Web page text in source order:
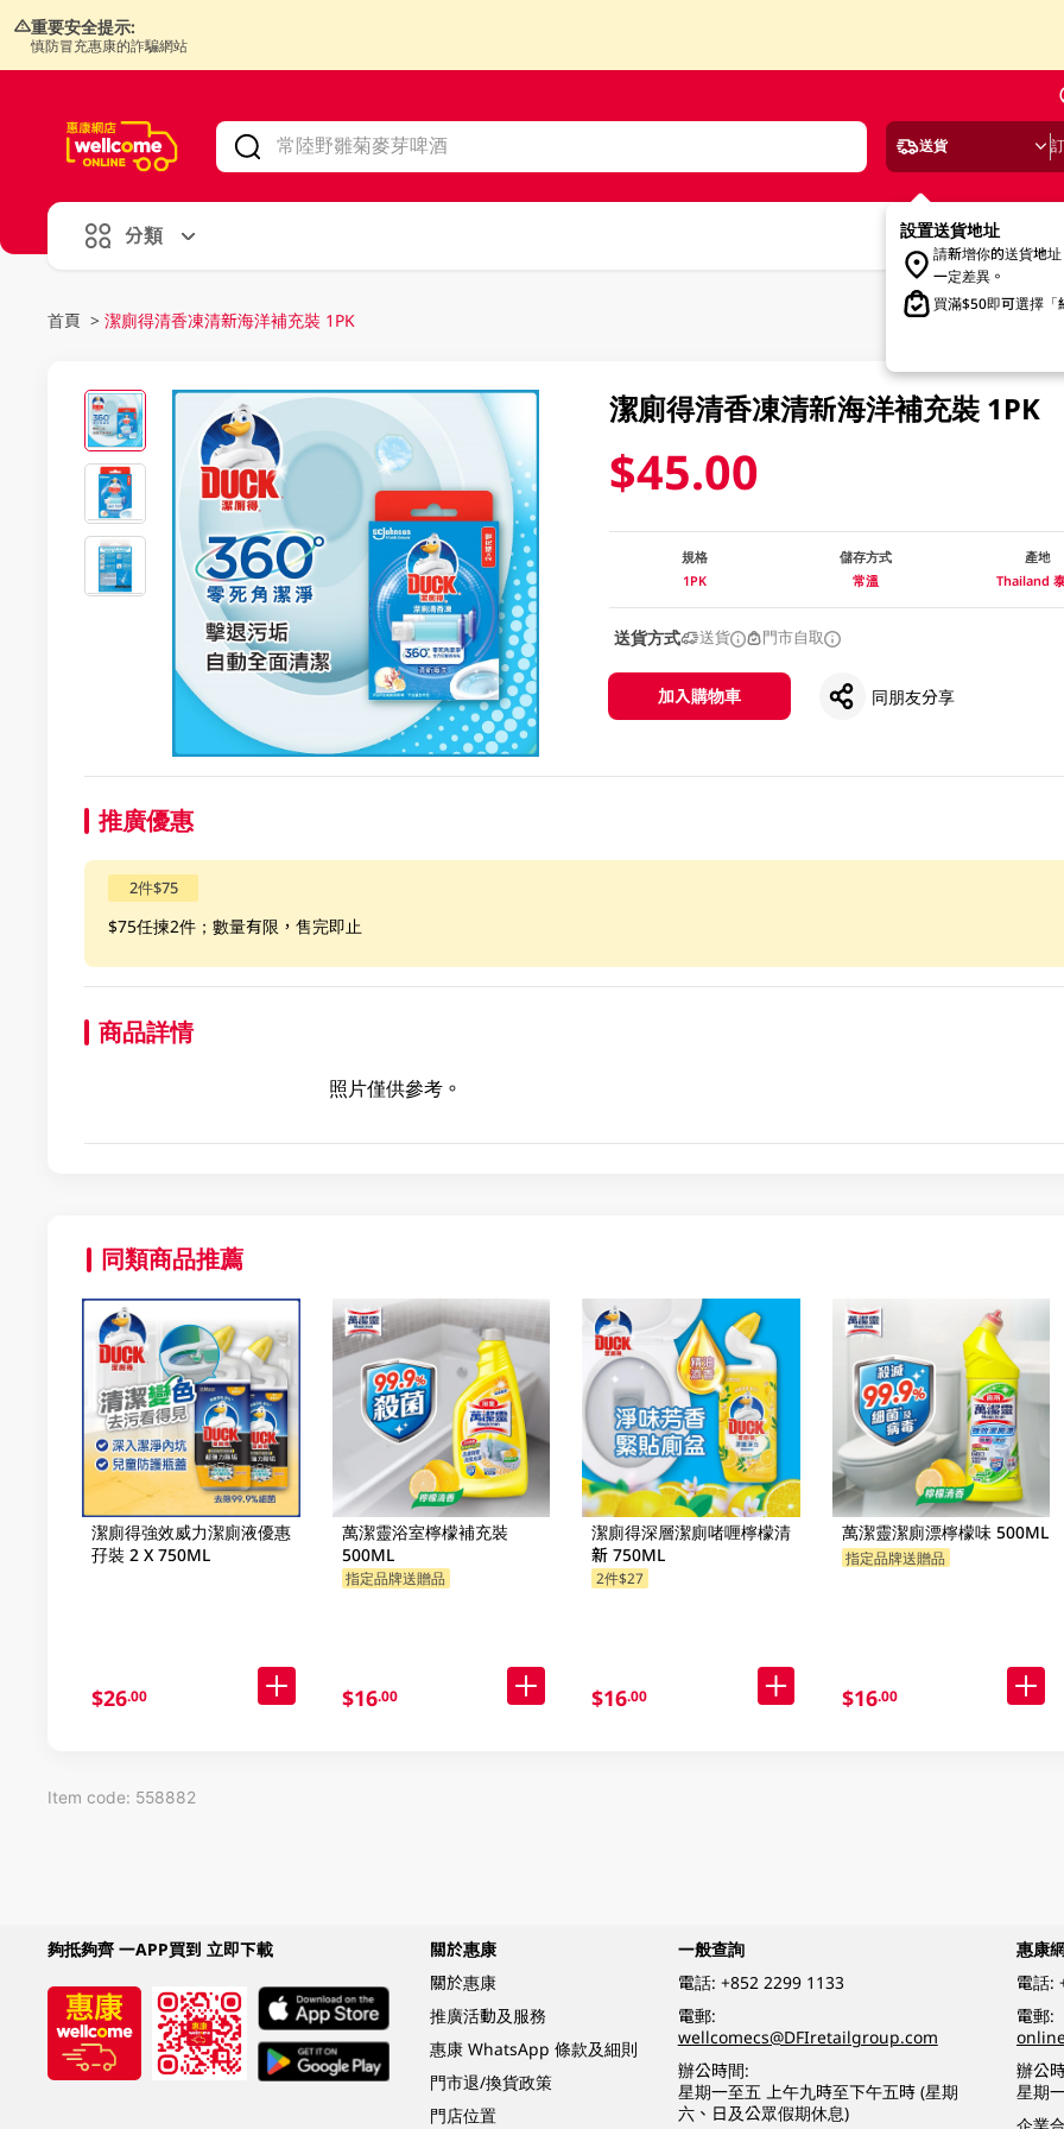
重要安全提示:
慎防冒充惠康的詐騙網站
送貨
設置送貨地址
請新增你的送貨地
一定差異。
買滿$50即可選擇「
分類
首頁 > 潔廁得清香凍清新海洋補充裝 1PK
潔廁得清香凍清新海洋補充裝 1PK
$45.00
規格
1PK
儲存方式
常溫
產地
Thailand
送貨方式 送貨 門市自取
加入購物車 同朋友分享
推廣優惠
2件$75
$75任揀2件；數量有限，售完即止
商品詳情
照片僅供參考。
同類商品推薦
潔廁得強效威力潔廁液優惠
孖裝 2 X 750ML
$26.00
萬潔靈浴室檸檬補充裝
500ML
指定品牌送贈品
$16.00
潔廁得深層潔廁啫喱檸檬清
新 750ML
2件$27
$16.00
萬潔靈潔廁漂檸檬味 500ML
指定品牌送贈品
$16.00
Item code: 558882
夠抵夠齊 一APP買到 立即下載
關於惠康
關於惠康
推廣活動及服務
惠康 WhatsApp 條款及細則
門市退/換貨政策
門店位置
一般查詢
電話: +852 2299 1133
電郵:
wellcomecs@DFIretailgroup.com
辦公時間:
星期一至五 上午九時至下午五時 (星期
六、日及公眾假期休息)
惠康
電話:
電郵:
辦公
星期